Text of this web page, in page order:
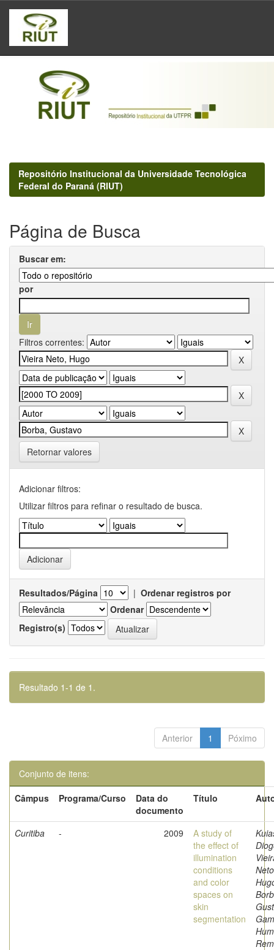
Skip
navigation
Repositório Institucional da Universidade Tecnológica
Federal do Paraná (RIUT)
Página de Busca
Buscar em:
por
Filtros correntes:
Retornar valores
Adicionar filtros:
Utilizar filtros para refinar o resultado de busca.
Resultados/Página | Ordenar registros por
Ordenar
Registro(s)
Resultado 1-1 de 1.
Anterior 1 Póximo
Conjunto de itens:
Câmpus
Programa/Curso
Data do
documento
Título
Curitiba - 2009
A study of
the effect of
illumination
conditions
and color
spaces on
skin
segmentation